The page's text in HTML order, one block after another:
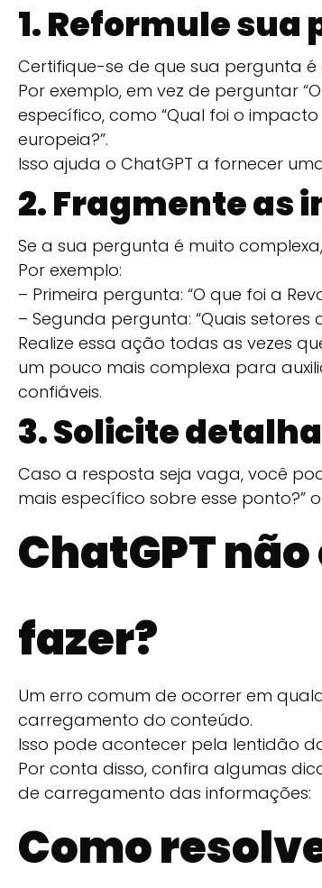
1. Reformule sua
Certifique-se de que sua pergunta
Por exemplo, em vez de perguntar
específico, como “Qual foi o
europeia?”.
Isso ajuda o ChatGPT a fornecer
2. Fragmente as
Se a sua pergunta é muito
Por exemplo:
– Primeira pergunta: “O que foi a
– Segunda pergunta: “Quais
Realize essa ação todas as vezes
um pouco mais complexa para
confiáveis.
3. Solicite
Caso a resposta seja vaga, você
mais específico sobre esse ponto?”
ChatGPT
fazer?
Um erro comum de ocorrer em
carregamento do conteúdo.
Isso pode acontecer pela lentidão
Por conta disso, confira algumas
de carregamento das informações:
Como